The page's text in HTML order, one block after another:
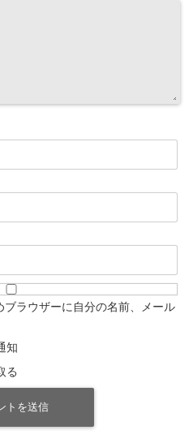
ラウザーに自分の名前、メール
知
る